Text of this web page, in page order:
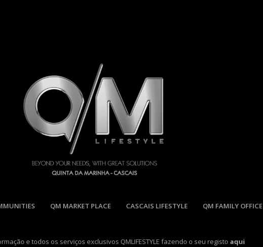
QM MARKET PLACE CASCAIS LIFESTYLE QM FAMILY OFFICE
e todos os serviços exclusivos QMLIFESTYLE fazendo o seu registo aqui